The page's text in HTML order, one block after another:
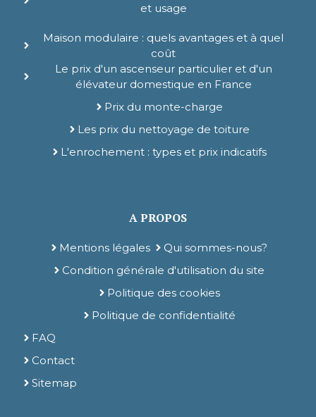
et usage
Maison modulaire : quels avantages et à quel
coût
Le prix d'un ascenseur particulier et d'un
élévateur domestique en France
Prix du monte-charge
Les prix du nettoyage de toiture
L'enrochement : types et prix indicatifs
A PROPOS
Mentions légales
Qui sommes-nous?
Condition générale d'utilisation du site
Politique des cookies
Politique de confidentialité
FAQ
Contact
Sitemap